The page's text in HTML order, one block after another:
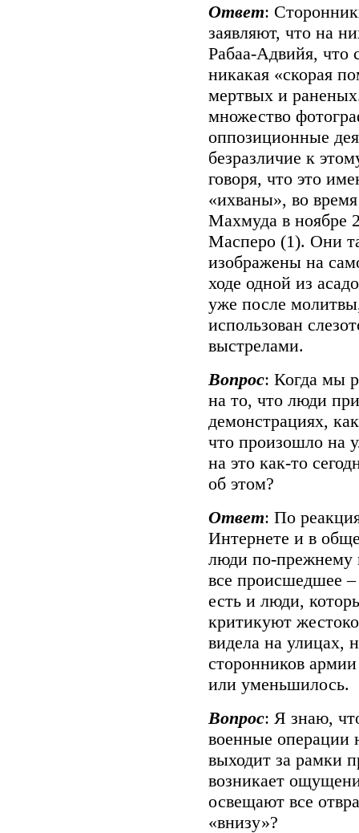
Ответ:
заявляют, что на
Рабаа-Адвийя,
никакая «скорая
мертвых и
множество
оппозиционные
безразличие к
говоря, что это
«ихваны», во
Махмуда в ноябре
Масперо (1). Они
изображены на
ходе одной из
уже после
использован
выстрелами.
Вопрос: Когда мы
на то, что люди
демонстрациях,
что произошло на
на это как-то
об этом?
Ответ: По
Интернете и в
люди по-прежнему
все происшедшее –
есть и люди,
критикуют
видела на улицах,
сторонников
или уменьшилось.
Вопрос: Я знаю,
военные операции
выходит за рамки
возникает
освещают все
«внизу»?